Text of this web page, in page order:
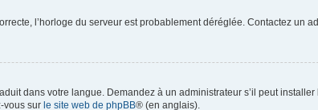
l’horloge du serveur est probablement déréglée. Contactez un
dans votre langue. Demandez à un administrateur s’il peut
vous sur le site web de phpBB® (en anglais).